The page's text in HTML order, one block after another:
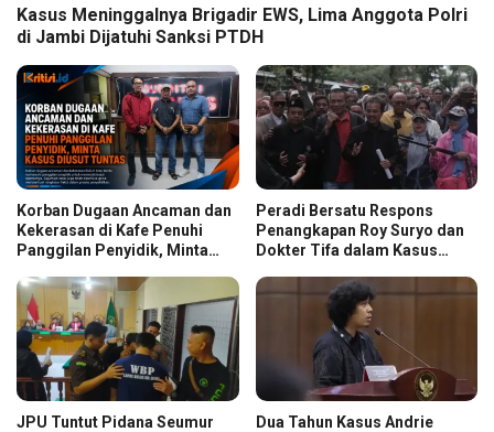
Kasus Meninggalnya Brigadir EWS, Lima Anggota Polri
di Jambi Dijatuhi Sanksi PTDH
Korban Dugaan Ancaman dan
Kekerasan di Kafe Penuhi
Panggilan Penyidik, Minta
Peradi Bersatu Respons
Penangkapan Roy Suryo dan
Dokter Tifa dalam Kasus
JPU Tuntut Pidana Seumur Dua Tahun Kasus Andrie